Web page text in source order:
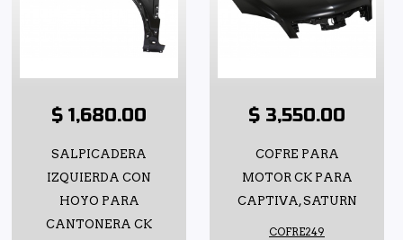
$ 1,680.00
SALPICADERA
IZQUIERDA CON
HOYO PARA
CANTONERA CK
$ 3,550.00
COFRE PARA
MOTOR CK PARA
CAPTIVA, SATURN
COFRE249